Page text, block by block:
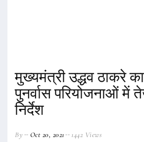
मुख्यमंत्री उद्धव ठाकरे
पुनर्वास परियोजनाओं में
निर्देश
By Oct 20, 2021 1442 Views